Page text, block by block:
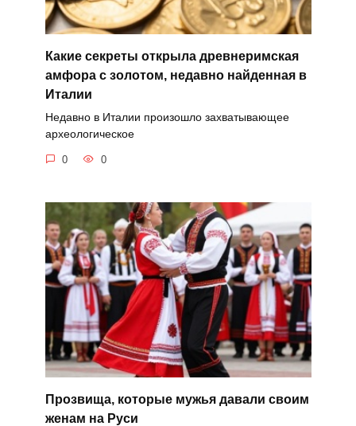
Какие секреты открыла древнеримская
амфора с золотом, недавно найденная в
Италии
Недавно в Италии произошло захватывающее
археологическое
0 0
Прозвища, которые мужья давали своим
женам на Руси